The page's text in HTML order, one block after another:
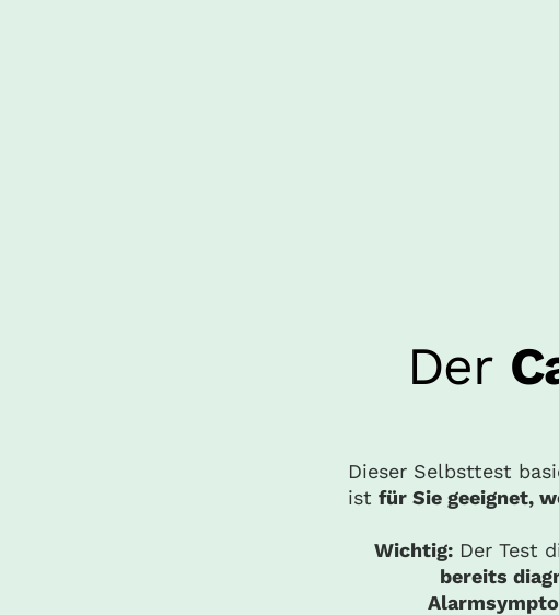
Der
Dieser Selbsttest
ist für Sie geeignet,
Wichtig: Der Test
bereits